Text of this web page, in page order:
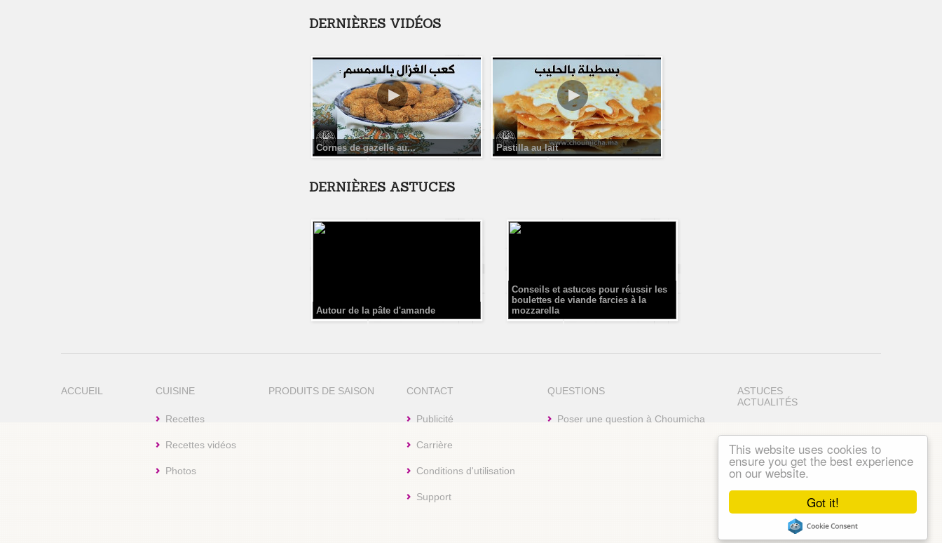
Got it!
This website uses cookies to
ensure you get the best experience
on our website.
DERNIÈRES VIDÉOS
Cornes de gazelle au... Pastilla au lait
DERNIÈRES ASTUCES
Autour de la pâte d'amande
Conseils et astuces pour réussir les
boulettes de viande farcies à la
mozzarella
ACCUEIL CUISINE
Recettes
Recettes vidéos
Photos
PRODUITS DE SAISON CONTACT
Publicité
Carrière
Conditions d'utilisation
Support
QUESTIONS
Poser une question à Choumicha
ASTUCES
ACTUALITÉS